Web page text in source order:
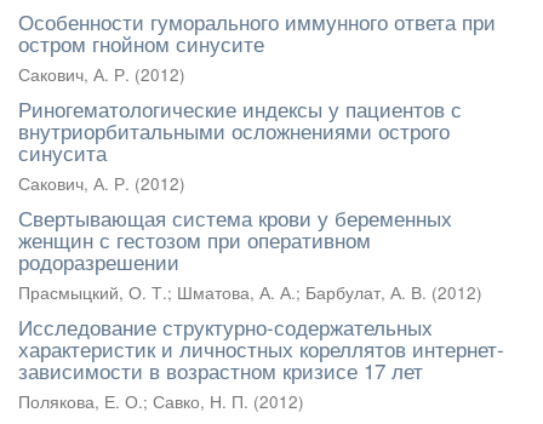
Особенности гуморального иммунного ответа при
остром гнойном синусите
Сакович, А. Р. (2012)
Риногематологические индексы у пациентов с
внутриорбитальными осложнениями острого
синусита
Сакович, А. Р. (2012)
Свертывающая система крови у беременных
женщин с гестозом при оперативном
родоразрешении
Прасмыцкий, О. Т.; Шматова, А. А.; Барбулат, А. В. (2012)
Исследование структурно-содержательных
характеристик и личностных кореллятов интернет-
зависимости в возрастном кризисе 17 лет
Полякова, Е. О.; Савко, Н. П. (2012)